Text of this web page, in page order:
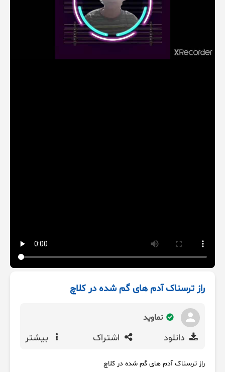
راز ترسناک آدم های گم شده در کلاچ
نماوید
دانلود اشتراک بیشتر
راز ترسناک آدم های گم شده در کلاچ